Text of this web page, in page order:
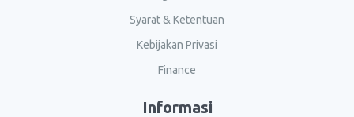
Syarat & Ketentuan
Kebijakan Privasi
Finance
Informasi